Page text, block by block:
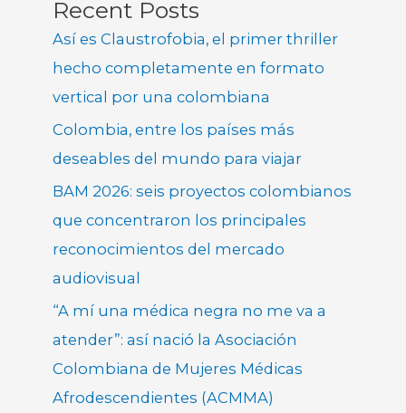
Recent Posts
Así es Claustrofobia, el primer thriller
hecho completamente en formato
vertical por una colombiana
Colombia, entre los países más
deseables del mundo para viajar
BAM 2026: seis proyectos colombianos
que concentraron los principales
reconocimientos del mercado
audiovisual
“A mí una médica negra no me va a
atender”: así nació la Asociación
Colombiana de Mujeres Médicas
Afrodescendientes (ACMMA)